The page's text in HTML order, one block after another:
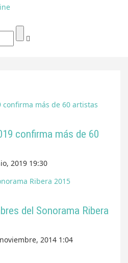
confirma más de 60
2019 19:30
del Sonorama Ribera
2014 1:04